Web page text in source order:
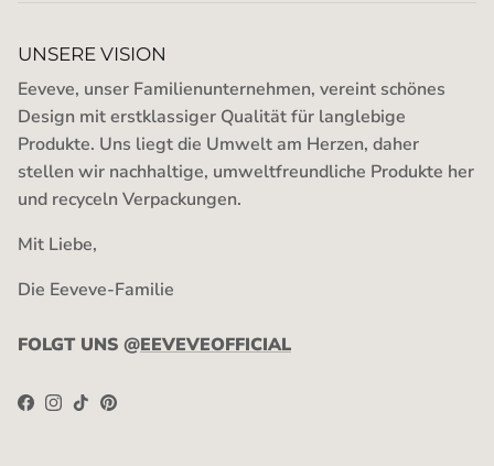
UNSERE VISION
Eeveve, unser Familienunternehmen, vereint schönes
Design mit erstklassiger Qualität für langlebige
Produkte. Uns liegt die Umwelt am Herzen, daher
stellen wir nachhaltige, umweltfreundliche Produkte her
und recyceln Verpackungen.
Mit Liebe,
Die Eeveve-Familie
FOLGT UNS @EEVEVEOFFICIAL
Facebook
Instagram
TikTokPinterest